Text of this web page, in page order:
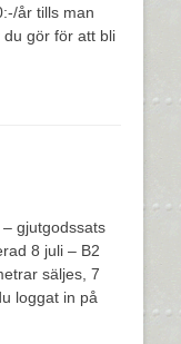
år tills man
du gör för att bli
gjutgodssats
8 juli – B2
säljes, 7
loggat in på